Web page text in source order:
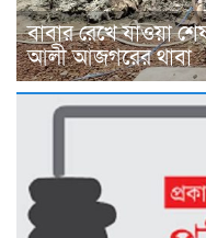
বাবার রেখে যাওয়া
আলী আজগরের থাবা